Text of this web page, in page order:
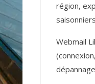
région,
saisonniers
Webmail